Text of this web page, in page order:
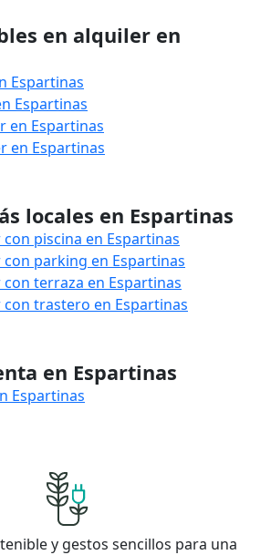
en alquiler en
Espartinas
Espartinas
en Espartinas
en Espartinas
locales en Espartinas
piscina en Espartinas
con parking en Espartinas
terraza en Espartinas
con trastero en Espartinas
en Espartinas
Espartinas
y gestos sencillos para una